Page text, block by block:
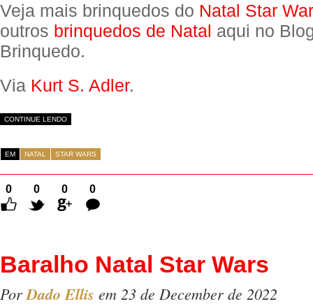
Veja mais brinquedos do Natal Star
outros brinquedos de Natal aqui no
Brinquedo.
Via Kurt S. Adler.
CONTINUE LENDO
EM NATAL STAR WARS
0 0 0
0
Comentários
Baralho Natal Star Wars
PorDado Ellis em 23 de December de 2022